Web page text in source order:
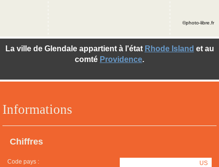
Informations
Chiffres
Code pays : US
La ville de Glendale appartient à l'état Rhode Island et au
comté Providence.
©photo-libre.fr